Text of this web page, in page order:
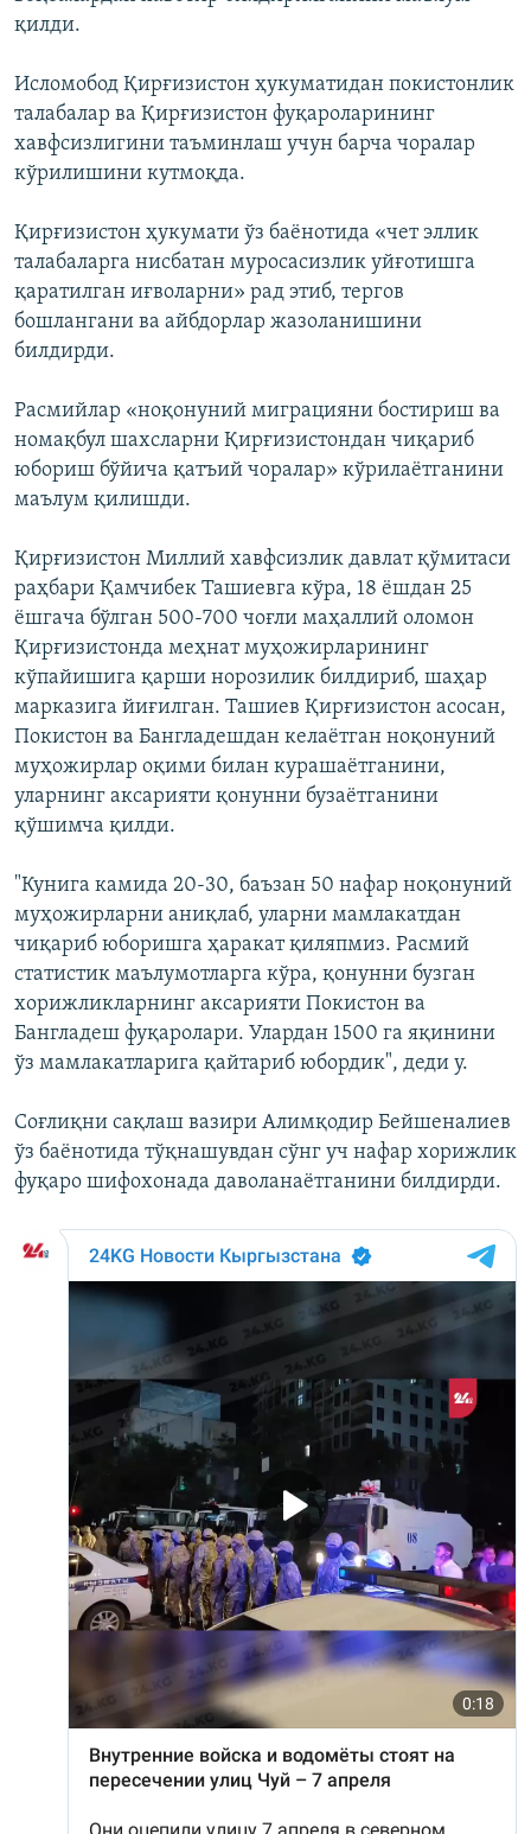
қилди.
Исломобод Қирғизистон ҳукуматидан покистонлик
талабалар ва Қирғизистон фуқароларининг
хавфсизлигини таъминлаш учун барча чоралар
кўрилишини кутмоқда.
Қирғизистон ҳукумати ўз баёнотида «чет эллик
талабаларга нисбатан муросасизлик уйғотишга
қаратилган иғволарни» рад этиб, тергов
бошлангани ва айбдорлар жазоланишини
билдирди.
Расмийлар «ноқонуний миграцияни бостириш ва
номақбул шахсларни Қирғизистондан чиқариб
юбориш бўйича қатъий чоралар» кўрилаётганини
маълум қилишди.
Қирғизистон Миллий хавфсизлик давлат қўмитаси
раҳбари Қамчибек Ташиевга кўра, 18 ёшдан 25
ёшгача бўлган 500-700 чоғли маҳаллий оломон
Қирғизистонда меҳнат муҳожирларининг
кўпайишига қарши норозилик билдириб, шаҳар
марказига йиғилган. Ташиев Қирғизистон асосан,
Покистон ва Бангладешдан келаётган ноқонуний
муҳожирлар оқими билан курашаётганини,
уларнинг аксарияти қонунни бузаётганини
қўшимча қилди.
"Кунига камида 20-30, баъзан 50 нафар ноқонуний
муҳожирларни аниқлаб, уларни мамлакатдан
чиқариб юборишга ҳаракат қиляпмиз. Расмий
статистик маълумотларга кўра, қонунни бузган
хорижликларнинг аксарияти Покистон ва
Бангладеш фуқаролари. Улардан 1500 га яқинини
ўз мамлакатларига қайтариб юбордик", деди у.
Соғлиқни сақлаш вазири Алимқодир Бейшеналиев
ўз баёнотида тўқнашувдан сўнг уч нафар хорижлик
фуқаро шифохонада даволанаётганини билдирди.